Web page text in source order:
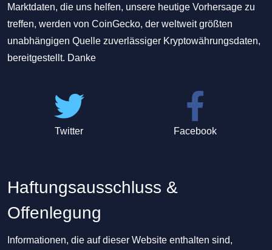
Marktdaten, die uns helfen, unsere heutige Vorhersage zu
treffen, werden von CoinGecko, der weltweit größten
unabhängigen Quelle zuverlässiger Kryptowährungsdaten,
bereitgestellt. Danke
Twitter Facebook
Haftungsausschluss &
Offenlegung
Informationen, die auf dieser Website enthalten sind,